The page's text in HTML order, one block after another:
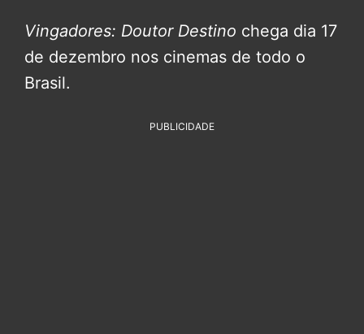
Vingadores: Doutor Destino chega dia 17
de dezembro nos cinemas de todo o
Brasil.
PUBLICIDADE